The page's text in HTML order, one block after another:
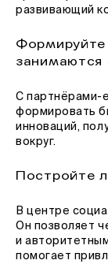
развивающий
Формируйте
занимаются
С партнёрами-
формировать
инноваций,
вокруг.
Постройте
В центре
Он позволяет
и
помогает